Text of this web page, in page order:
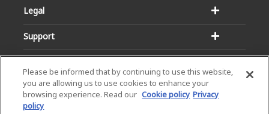
Legal
Support
Please be informed that by continuing to use this website,
you are allowing us to use cookies to enhance your
browsing experience. Read our Cookie policy Privacy
policy